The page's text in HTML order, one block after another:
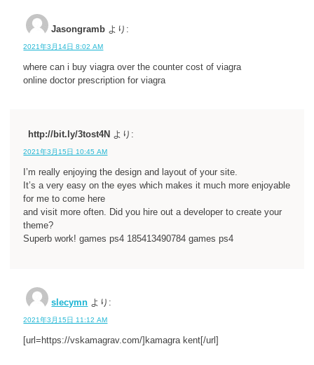
Jasongramb より:
2021年3月14日 8:02 AM
where can i buy viagra over the counter cost of viagra
online doctor prescription for viagra
http://bit.ly/3tost4N より:
2021年3月15日 10:45 AM
I’m really enjoying the design and layout of your site.
It’s a very easy on the eyes which makes it much more enjoyable
for me to come here
and visit more often. Did you hire out a developer to create your
theme?
Superb work! games ps4 185413490784 games ps4
slecymn より:
2021年3月15日 11:12 AM
[url=https://vskamagrav.com/]kamagra kent[/url]